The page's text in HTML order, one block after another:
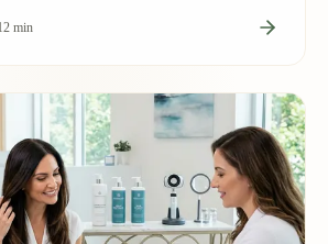
min